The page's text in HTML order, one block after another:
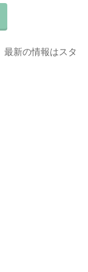
新の情報はスタ